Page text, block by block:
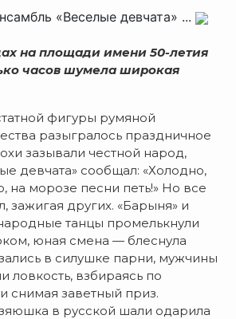
«Веселые девчата» ...
на площади имени 50-летия
часов шумела широкая
фигуры румяной
разыгралось праздничное
зазывали честной народ,
девчата» сообщал: «Холодно,
на морозе песни петь!» Но все
зажигая других. «Барыня» и
танцы промелькнули
юная смена — блеснула
в силушке парни, мужчины
ловкость, взбираясь по
снимая заветный приз.
в русской шали одарила